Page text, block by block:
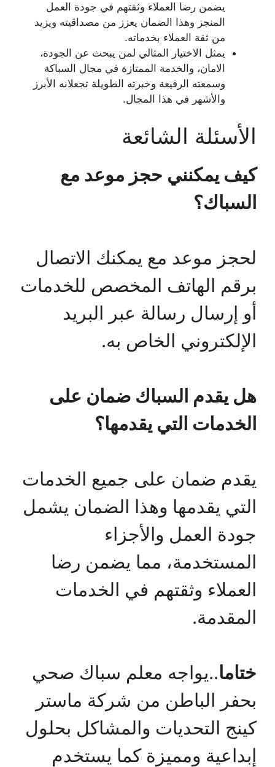
يضمن رضا العملاء وثقتهم في جودة العمل
المنجز وهذا الضمان يعزز من مصداقيته ويزيد
من ثقة العملاء بخدماته.
يمثل الاختيار المثالي لمن يبحث عن الجودة،
الامان، والخدمة الممتازة في مجال السباكة
وسمعته الرفيعة وخبرته الطويلة تجعلانه الأبرز
والأشهر في هذا المجال.
الأسئلة الشائعة
كيف يمكنني حجز موعد مع
السباك؟
لحجز موعد مع يمكنك الاتصال
برقم الهاتف المخصص للخدمات
أو إرسال رسالة عبر البريد
الإلكتروني الخاص به.
هل يقدم السباك ضمان على
الخدمات التي يقدمها؟
يقدم ضمان على جميع الخدمات
التي يقدمها وهذا الضمان يشمل
جودة العمل والأجزاء
المستخدمة، مما يضمن رضا
العملاء وثقتهم في الخدمات
المقدمة.
ختاما..يواجه معلم سباك صحي
بحفر الباطن من شركة ماستر
كينج التحديات والمشاكل بحلول
إبداعية ومميزة كما يستخدم